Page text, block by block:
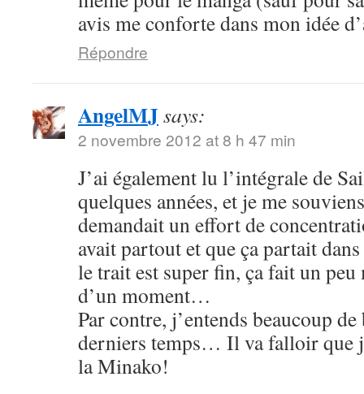
avis me conforte dans mon idée
Répondre
AngelMJsays:
2 novembre 2012 at 8 h 47 min
J’ai également lu l’intégrale de
quelques années, et je me
demandait un effort de
avait partout et que ça partait
le trait est super fin, ça fait un
d’un moment…
Par contre, j’entends beaucoup
derniers temps… Il va falloir que
la Minako!